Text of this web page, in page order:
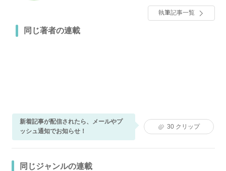
執筆記事一覧
同じ著者の連載
新着記事が配信されたら、メールやプ
ッシュ通知でお知らせ！
30クリップ
同じジャンルの連載